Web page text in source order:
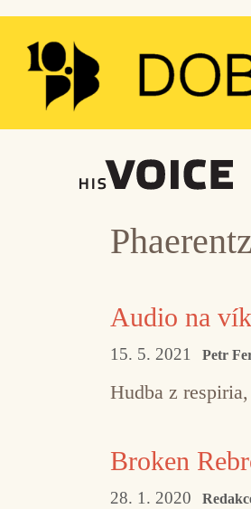
Přeskočit
obsah
Phaerentz
Audio na
15. 5. 2021 Petr
Hudba z
Broken
28. 1. 2020